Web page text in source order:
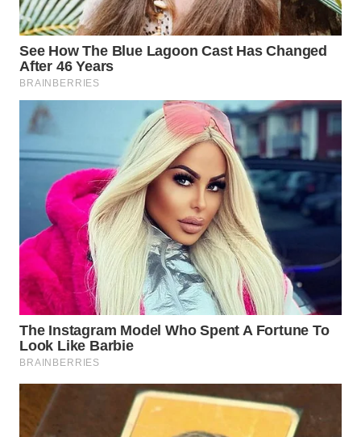
WN
NATUNA
WN
MANDALIKA
WN
LIKUPANG
WN
LABUANBAJO
WN
BORNEO
Media